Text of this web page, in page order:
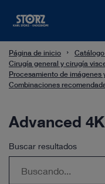
Página de inicio
Cirugía general y cirugía
Procesamiento de imágenes
Combinaciones
Advanced
Buscar resultados